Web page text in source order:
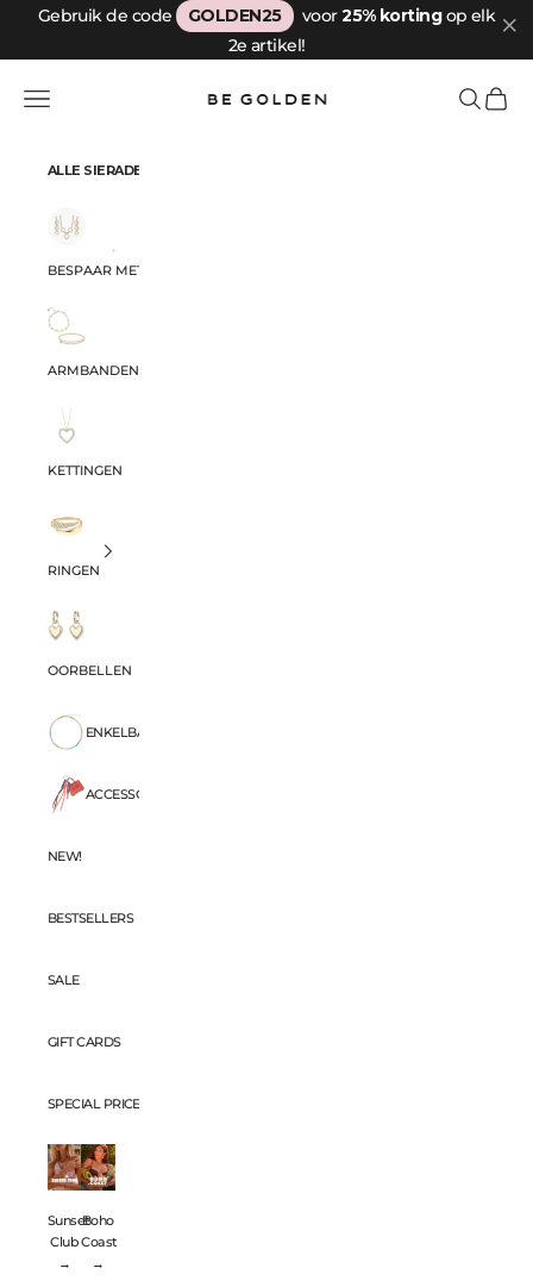
Naar inhoudGebruik de code GOLDEN25 voor25% kortingop elk
2e artikel!
Menu Zoeken
ALLE SIERADEN
BESPAAR MET ONZE SETS
ARMBANDEN
KETTINGEN
RINGEN
OORBELLEN
ENKELBANDJES
ACCESSORIES
NEW!
BESTSELLERS
SALE
GIFT CARDS
SPECIAL PRICES 💸
Sunset
Club
→
Boho
Coast
→